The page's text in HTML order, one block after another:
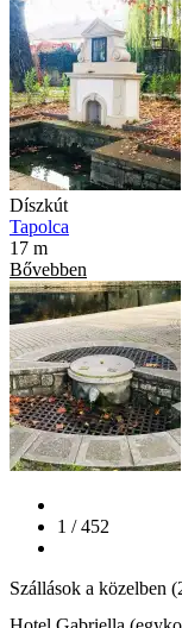
Díszkút
Tapolca
17 m
Bővebben
1 / 452
Szállások a közelben